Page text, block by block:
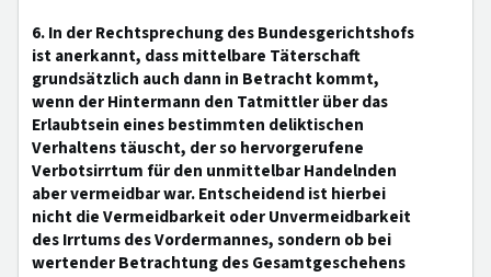
6. In der Rechtsprechung des Bundesgerichtshofs
ist anerkannt, dass mittelbare Täterschaft
grundsätzlich auch dann in Betracht kommt,
wenn der Hintermann den Tatmittler über das
Erlaubtsein eines bestimmten deliktischen
Verhaltens täuscht, der so hervorgerufene
Verbotsirrtum für den unmittelbar Handelnden
aber vermeidbar war. Entscheidend ist hierbei
nicht die Vermeidbarkeit oder Unvermeidbarkeit
des Irrtums des Vordermannes, sondern ob bei
wertender Betrachtung des Gesamtgeschehens